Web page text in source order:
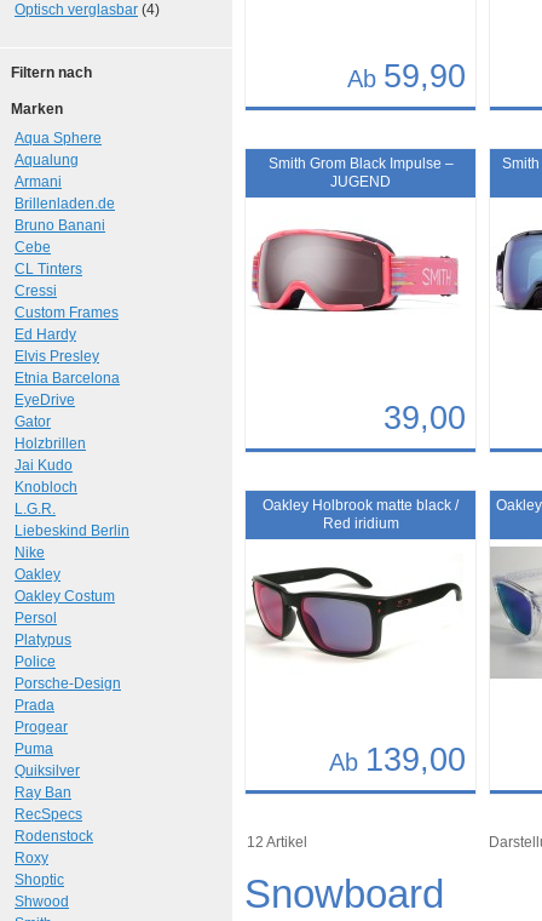
Ab 59,90
Art.-Nr.: 7017 Art.-
Smith Grom Black Impulse –
JUGEND
39,00
Art.-Nr.: 10691 Art.-
Oakley Holbrook matte black /
Red iridium
Ab 139,00
Art.-Nr.: 9272 Art.-
12 Artikel
Snowboard
Optisch verglasbar (4)
Filtern nach
Marken
Aqua Sphere
Aqualung
Armani
Brillenladen.de
Bruno Banani
Cebe
CL Tinters
Cressi
Custom Frames
Ed Hardy
Elvis Presley
Etnia Barcelona
EyeDrive
Gator
Holzbrillen
Jai Kudo
Knobloch
L.G.R.
Liebeskind Berlin
Nike
Oakley
Oakley Costum
Persol
Platypus
Police
Porsche-Design
Prada
Progear
Puma
Quiksilver
Ray Ban
RecSpecs
Rodenstock
Roxy
Shoptic
Shwood